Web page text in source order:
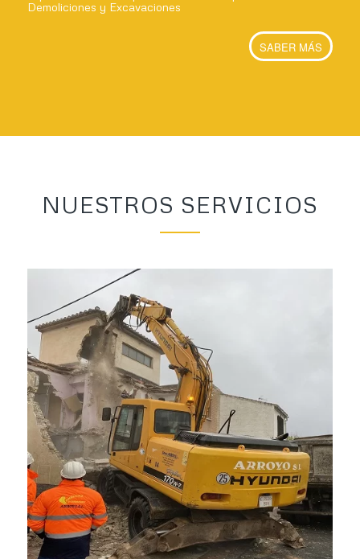
Demoliciones y Excavaciones
SABER MÁS
NUESTROS SERVICIOS